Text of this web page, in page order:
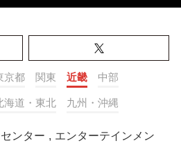
京都 関東 近畿 中部
海道・東北 九州・沖縄
ンター , エンターテインメン